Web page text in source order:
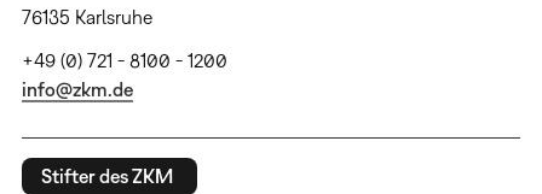
76135 Karlsruhe
+49 (0) 721 - 8100 - 1200
info@zkm.de
Stifter des ZKM